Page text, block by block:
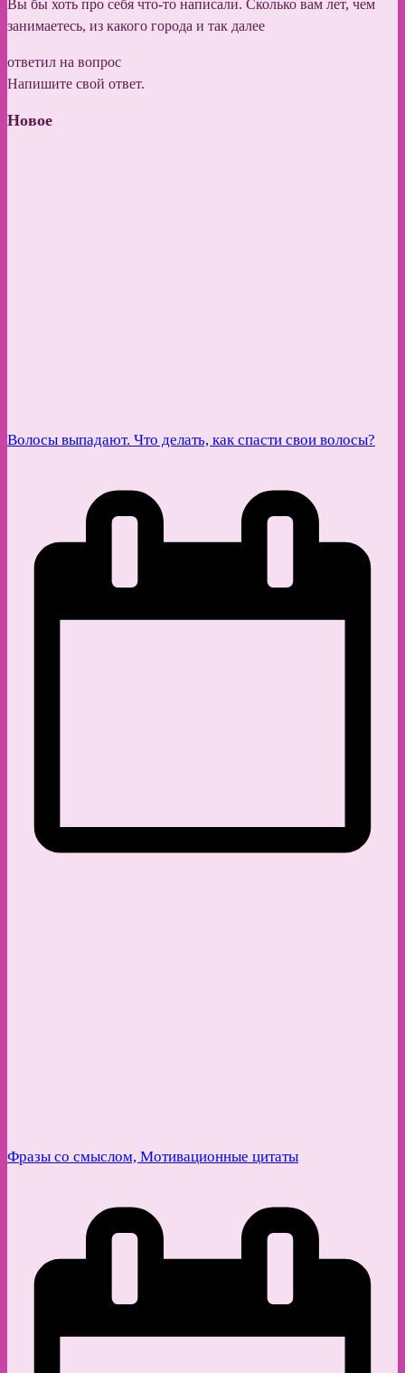
Вы бы хоть про себя что-то написали. Сколько вам лет, чем
занимаетесь, из какого города и так далее
ответил на вопрос
Напишите свой ответ.
Новое
Волосы выпадают. Что делать, как спасти свои волосы?
Фразы со смыслом, Мотивационные цитаты